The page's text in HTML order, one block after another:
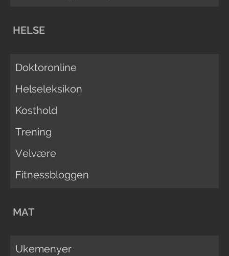
HELSE
Doktoronline
Helseleksikon
Kosthold
Trening
Velvære
Fitnessbloggen
MAT
Ukemenyer